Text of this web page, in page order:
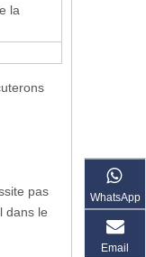
la
pas
dans le
WhatsApp
Email